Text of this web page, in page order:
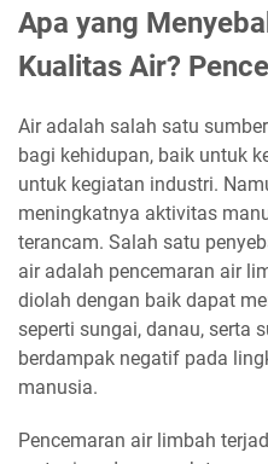
Apa yang
Kualitas Air?
Air adalah salah satu
bagi kehidupan, baik untuk
untuk kegiatan industri.
meningkatnya aktivitas
terancam. Salah satu
air adalah pencemaran air
diolah dengan baik dapat
seperti sungai, danau, serta
berdampak negatif pada
manusia.
Pencemaran air limbah